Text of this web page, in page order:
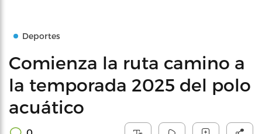
Deportes
Comienza la ruta camino a
la temporada 2025 del polo
acuático